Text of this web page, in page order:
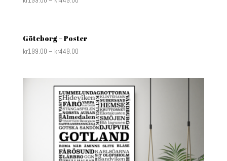
Göteborg – Poster
kr199.00 – kr449.00